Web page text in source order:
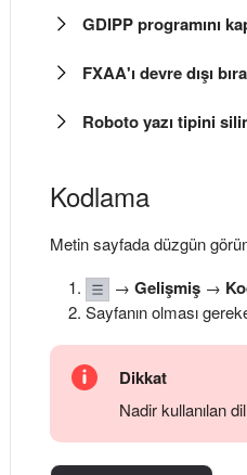
GDIPP programını
FXAA'ı devre dışı
Roboto yazı tipini
Kodlama
Metin sayfada düzgün
→ Gelişmiş →
Sayfanın olması
Dikkat
Nadir kullanılan